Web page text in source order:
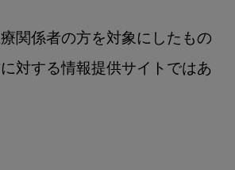
関係者の方を対象にしたもの
対する情報提供サイトではあ